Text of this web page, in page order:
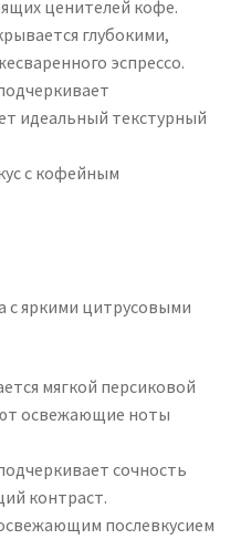
ценителей кофе.
глубокими,
эспрессо.
идеальный текстурный
с кофейным
с яркими цитрусовыми
мягкой персиковой
освежающие ноты
сочность
контраст.
послевкусием